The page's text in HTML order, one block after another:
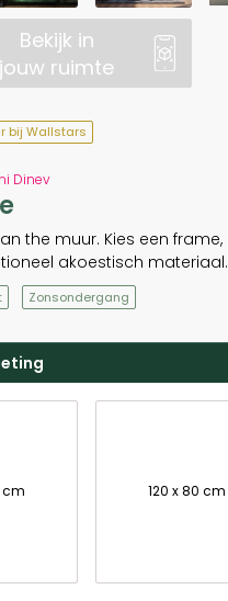
Bekijk in
jouw ruimte
bij Wallstars
Dinev
the muur. Kies een frame,
akoestisch materiaal.
Zonsondergang
cm 120 x 80 cm